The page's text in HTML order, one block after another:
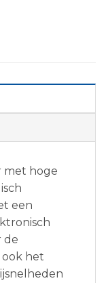
met hoge
een
de
het